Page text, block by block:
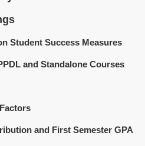
Student Success Measures
and Standalone Courses
and First Semester GPA